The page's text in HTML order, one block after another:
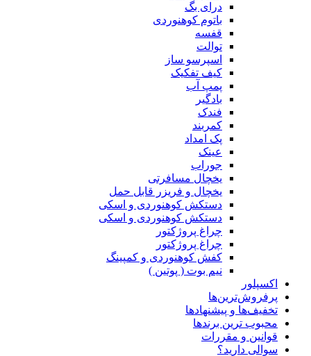
درای بگ
باتوم کوهنوردی
قفسه
توالت
اسپرسو ساز
کیف تفکیک
پمپ آب
بادگیر
فندک
کمربند
پک امداد
عینک
جوراب
یخچال مسافرتی
یخچال و فریزر قابل حمل
دستکش کوهنوردی و اسکی
دستکش کوهنوردی و اسکی
چراغ پروژکتور
چراغ پروژکتور
کفش کوهنوردی و کمپینگ
نیم بوت ( پوتین )
اکسپلور
پرفروش‌ترین‌ها
تخفیف‌ها و پیشنهادها
محبوب ترین برندها
قوانین و مقررات
سوالی دارید؟